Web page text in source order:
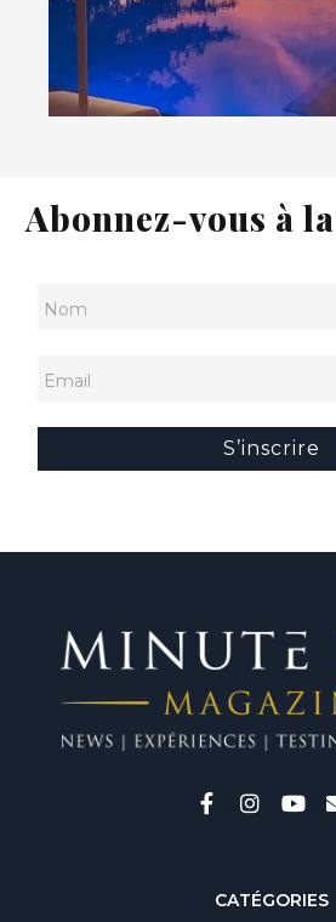
Abonnez-vous à
CATÉGORIES